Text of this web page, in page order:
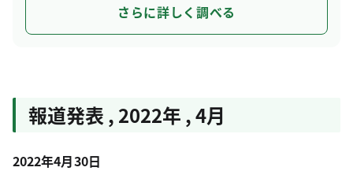
産業労働局
中央卸売市場
スタートアップ戦略推進本部
建設局
港湾局
監査事務局
労働委員会事務局
収用委員会事務局
議会局
さらに詳しく調べる
報道発表 , 2022年 , 4月
2022年4月30日